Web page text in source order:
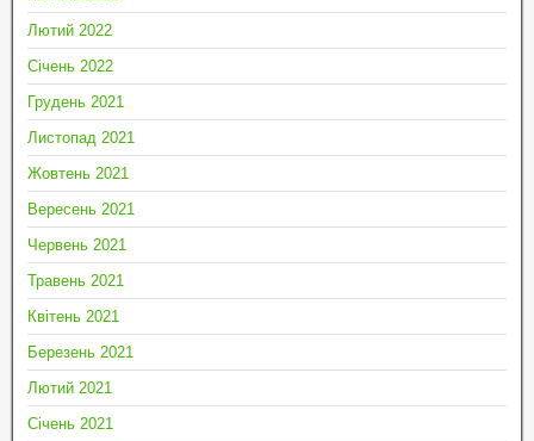
Лютий 2022
Січень 2022
Грудень 2021
Листопад 2021
Жовтень 2021
Вересень 2021
Червень 2021
Травень 2021
Квітень 2021
Березень 2021
Лютий 2021
Січень 2021